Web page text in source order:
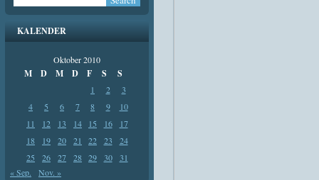
KALENDER
Oktober 2010
M D M D F S S
1 2
3
4
5 6 7 8 9
10
11
12 13 14 15 16
17
18
19 20 21 22 23
24
25
26 27 28 29 30
31
« Sep.
Nov. »